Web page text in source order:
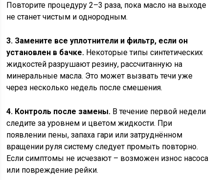
Повторите процедуру 2–3 раза, пока масло на выходе
не станет чистым и однородным.
3. Замените все уплотнители и фильтр, если он
установлен в бачке. Некоторые типы синтетических
жидкостей разрушают резину, рассчитанную на
минеральные масла. Это может вызвать течи уже
через несколько недель после смешения.
4. Контроль после замены. В течение первой недели
следите за уровнем и цветом жидкости. При
появлении пены, запаха гари или затруднённом
вращении руля систему следует промыть повторно.
Если симптомы не исчезают – возможен износ насоса
или повреждение рейки.